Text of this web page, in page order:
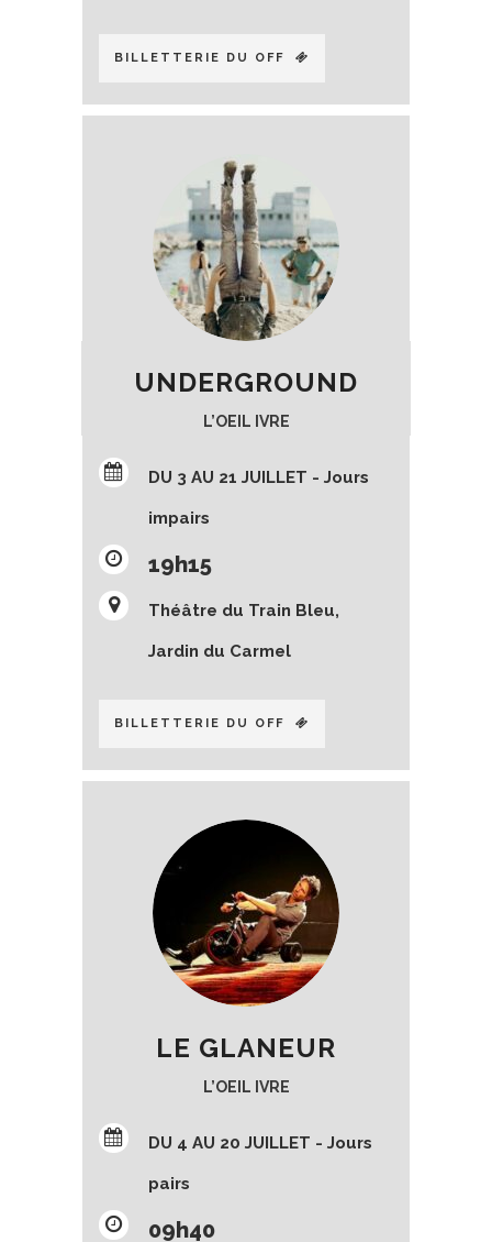
BILLETTERIE DU OFF
UNDERGROUND
L’OEIL IVRE
DU 3 AU 21 JUILLET - Jours
impairs
19h15
Théâtre du Train Bleu,
Jardin du Carmel
BILLETTERIE DU OFF
LE GLANEUR
L’OEIL IVRE
DU 4 AU 20 JUILLET - Jours
pairs
09h40